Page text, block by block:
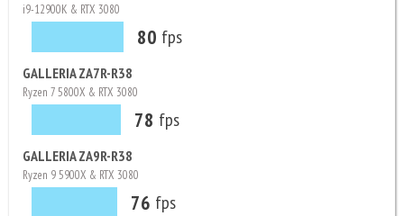
i9-12900K & RTX 3080
80 fps
GALLERIA ZA7R-R38
Ryzen 7 5800X & RTX 3080
78 fps
GALLERIA ZA9R-R38
Ryzen 9 5900X & RTX 3080
76 fps